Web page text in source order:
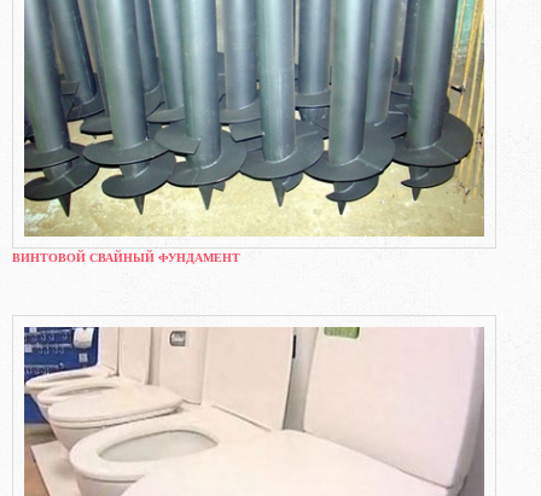
ВИНТОВОЙ СВАЙНЫЙ ФУНДАМЕНТ